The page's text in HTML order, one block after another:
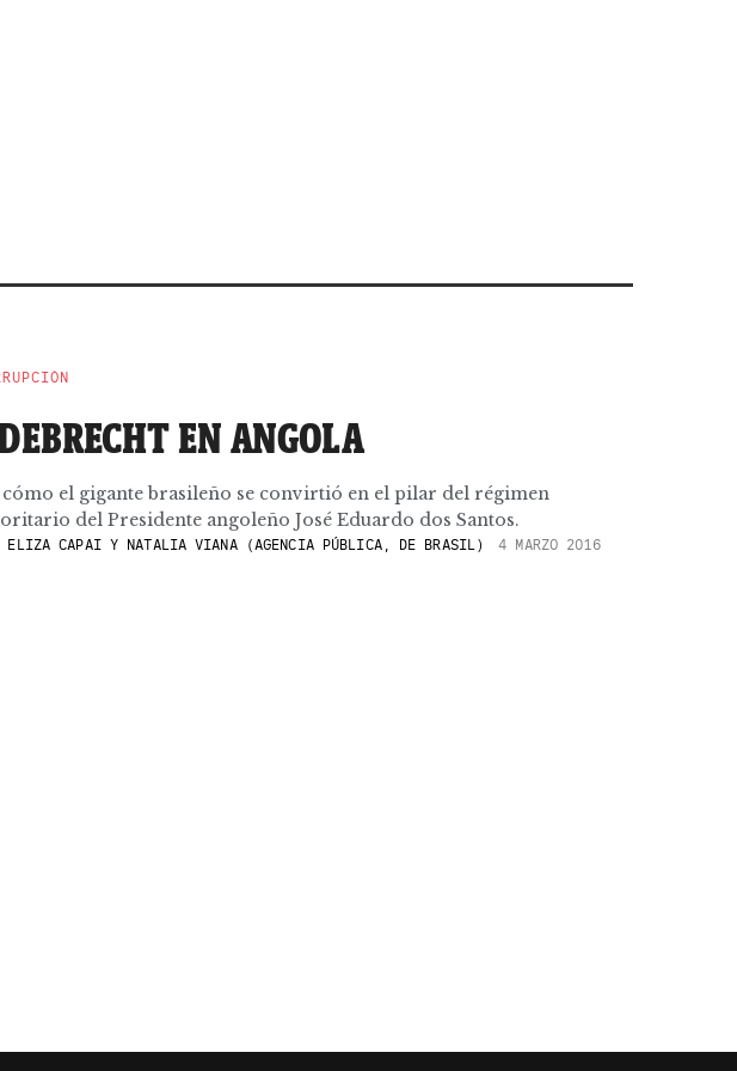
EN ANGOLA
cómo el gigante brasileño se convirtió en el pilar del régimen
del Presidente angoleño José Eduardo dos Santos.
ELIZA CAPAI Y NATALIA VIANA (AGENCIA PÚBLICA, DE BRASIL) 4 MARZO 2016